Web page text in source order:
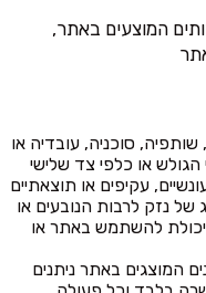
המוצעים באתר,
סוכניה, עובדיה או
או כלפי צד שלישי
עקיפים או תוצאתיים
נזק לרבות הנובעים או
להשתמש באתר או
המוצגים באתר ניתנים